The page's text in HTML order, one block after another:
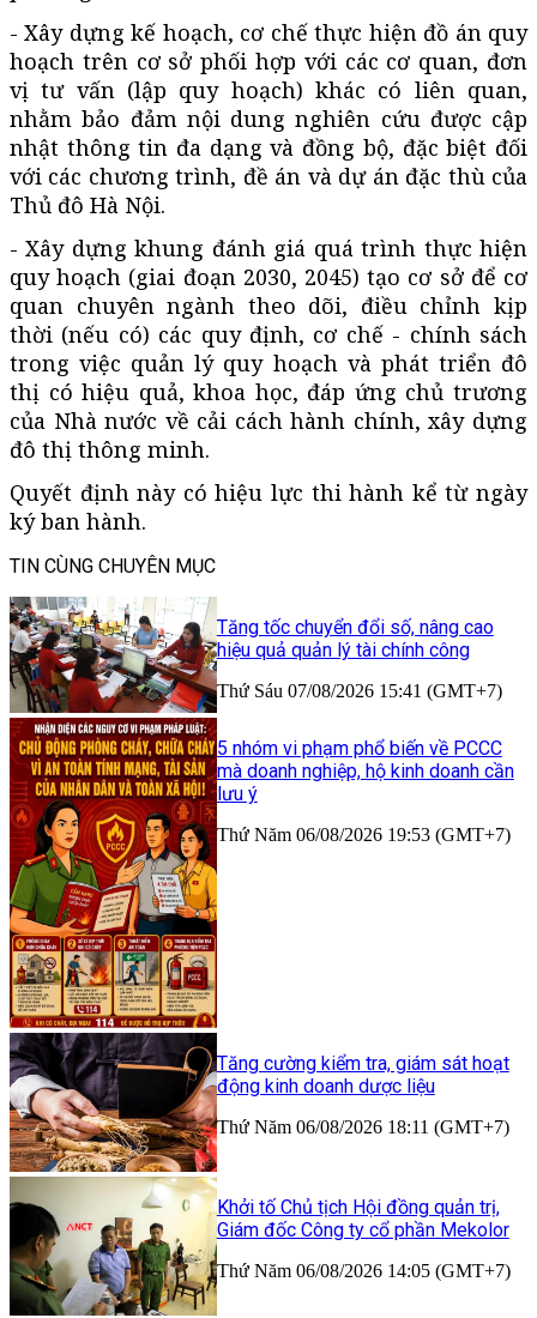
- Xây dựng kế hoạch, cơ chế thực hiện đồ án quy
hoạch trên cơ sở phối hợp với các cơ quan, đơn
vị tư vấn (lập quy hoạch) khác có liên quan,
nhằm bảo đảm nội dung nghiên cứu được cập
nhật thông tin đa dạng và đồng bộ, đặc biệt đối
với các chương trình, đề án và dự án đặc thù của
Thủ đô Hà Nội.
- Xây dựng khung đánh giá quá trình thực hiện
quy hoạch (giai đoạn 2030, 2045) tạo cơ sở để cơ
quan chuyên ngành theo dõi, điều chỉnh kịp
thời (nếu có) các quy định, cơ chế - chính sách
trong việc quản lý quy hoạch và phát triển đô
thị có hiệu quả, khoa học, đáp ứng chủ trương
của Nhà nước về cải cách hành chính, xây dựng
đô thị thông minh.
Quyết định này có hiệu lực thi hành kể từ ngày
ký ban hành.
TIN CÙNG CHUYÊN MỤC
Tăng tốc chuyển đổi số, nâng cao
hiệu quả quản lý tài chính công
Thứ Sáu 07/08/2026 15:41 (GMT+7)
5 nhóm vi phạm phổ biến về PCCC
mà doanh nghiệp, hộ kinh doanh cần
lưu ý
Thứ Năm 06/08/2026 19:53 (GMT+7)
Tăng cường kiểm tra, giám sát hoạt
động kinh doanh dược liệu
Thứ Năm 06/08/2026 18:11 (GMT+7)
Khởi tố Chủ tịch Hội đồng quản trị,
Giám đốc Công ty cổ phần Mekolor
Thứ Năm 06/08/2026 14:05 (GMT+7)